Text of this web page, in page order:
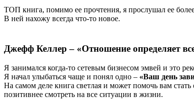
ТОП книга, помимо ее прочтения, я прослушал ее
В ней нахожу всегда что-то новое.
Джефф Келлер – «Отношение определяет
Я занимался когда-то сетевым бизнесом эмвей и это
Я начал улыбаться чаще и понял одно – «Ваш день
На самом деле книга светлая и может помочь вам стать
позитивнее смотреть на все ситуации в жизни.